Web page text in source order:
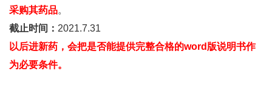
采购其药品。
截止时间： 2021.7.31
以后进新药，会把是否能提供完整合格的word版说明书作
为必要条件。